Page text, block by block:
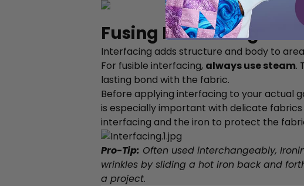
Fusing Interfacing
Interfacing adds structure and body to
For fusible interfacing, always use steam.
lasting bond with the fabric.
Before applying interfacing to your actual
is especially important with delicate
interfacing and the iron to protect the
Pro-Tip: Often used interchangeably,
wrinkles by sliding a hot iron back and
a project.